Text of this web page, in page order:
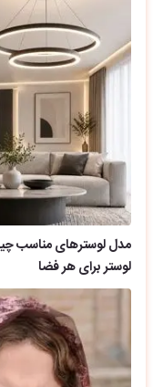
مدل لوسترهای مناسب
لوستر برای هر فضا